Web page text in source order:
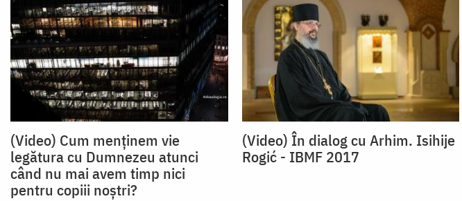
(Video) Cum menținem vie
legătura cu Dumnezeu atunci
când nu mai avem timp nici
pentru copiii noștri?
(Video) În dialog cu Arhim. Isihije
Rogić - IBMF 2017